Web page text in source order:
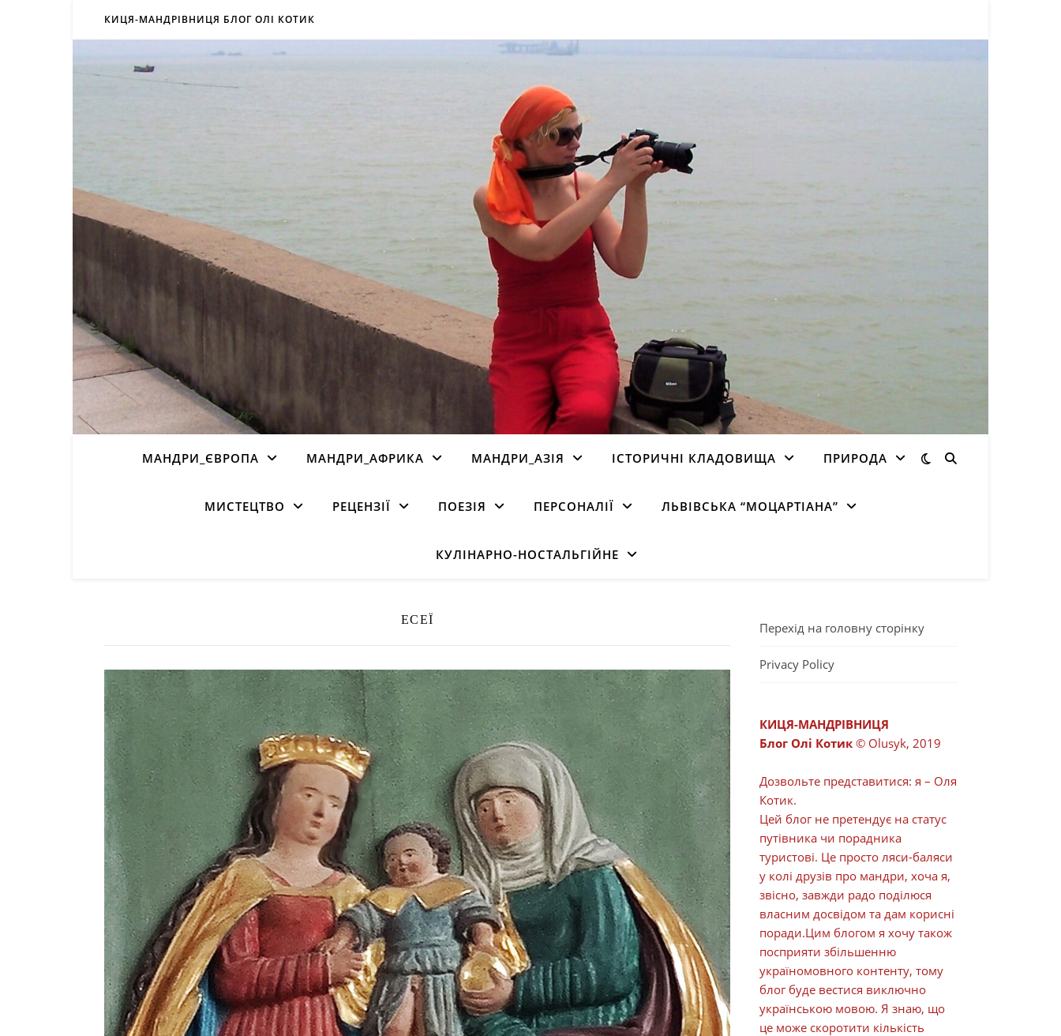
КИЦЯ-МАНДРІВНИЦЯ БЛОГ ОЛІ КОТИК
МАНДРИ_ЄВРОПА МАНДРИ_АФРИКА МАНДРИ_АЗІЯ ІСТОРИЧНІ КЛАДОВИЩА ПРИРОДА
МИСТЕЦТВО РЕЦЕНЗІЇ ПОЕЗІЯ ПЕРСОНАЛІЇ ЛЬВІВСЬКА “МОЦАРТІАНА”
КУЛІНАРНО-НОСТАЛЬГІЙНЕ
ЕСЕЇ
Перехід на головну сторінку
Privacy Policy
КИЦЯ-МАНДРІВНИЦЯ
Блог Олі Котик © Olusyk, 2019
Дозвольте представитися: я – Оля
Котик.
Цей блог не претендує на статус
путівника чи порадника
туристові. Це просто ляси-баляси
у колі друзів про мандри, хоча я,
звісно, завжди радо поділюся
власним досвідом та дам корисні
поради.Цим блогом я хочу також
посприяти збільшенню
україномовного контенту, тому
блог буде вестися виключно
українською мовою. Я знаю, що
це може скоротити кількість